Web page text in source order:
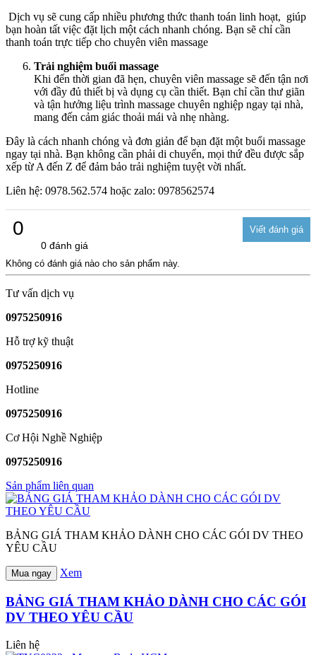
Dịch vụ sẽ cung cấp nhiều phương thức thanh toán linh hoạt, giúp
bạn hoàn tất việc đặt lịch một cách nhanh chóng. Bạn sẽ chỉ cần
thanh toán trực tiếp cho chuyên viên massage
Trải nghiệm buổi massage
Khi đến thời gian đã hẹn, chuyên viên massage sẽ đến tận nơi
với đầy đủ thiết bị và dụng cụ cần thiết. Bạn chỉ cần thư giãn
và tận hưởng liệu trình massage chuyên nghiệp ngay tại nhà,
mang đến cảm giác thoải mái và nhẹ nhàng.
Đây là cách nhanh chóng và đơn giản để bạn đặt một buổi massage
ngay tại nhà. Bạn không cần phải di chuyển, mọi thứ đều được sắp
xếp từ A đến Z để đảm bảo trải nghiệm tuyệt vời nhất.
Liên hệ: 0978.562.574 hoặc zalo: 0978562574
0
0 đánh giá
Không có đánh giá nào cho sản phẩm này.
Tư vấn dịch vụ
0975250916
Hỗ trợ kỹ thuật
0975250916
Hotline
0975250916
Cơ Hội Nghề Nghiệp
0975250916
Sản phẩm liên quan
BẢNG GIÁ THAM KHẢO DÀNH CHO CÁC GÓI DV THEO
YÊU CẦU
Mua ngay Xem
BẢNG GIÁ THAM KHẢO DÀNH CHO CÁC GÓI
DV THEO YÊU CẦU
Liên hệ